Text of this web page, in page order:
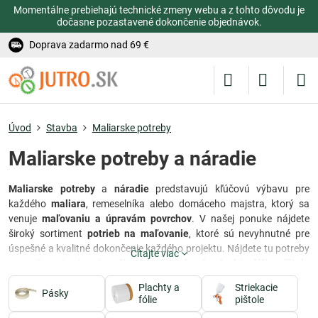
Momentálne prebiehajú technické zmeny webu a z tohto dôvodu je
dočasne pozastavené dokončenie objednávok.
Doprava zadarmo nad 69 €
Úvod Stavba Maliarske potreby
Maliarske potreby a náradie
Maliarske potrebya náradiepredstavujú kľúčovú výbavu pre
každého maliara, remeselníka alebo domáceho majstra, ktorý sa
venuje maľovaniu a úpravám povrchov. V našej ponuke nájdete
široký sortiment potrieb na maľovanie, ktoré sú nevyhnutné pre
úspešné a kvalitné dokončenie každého projektu. Nájdete tu potreby
na farbu, štetce, valčeky a ďalšie nástroje a pomôcky vhodné na
maliarske práce
Pásky, krycie plachty a fólie
pomáhajú chrániť
okolité povrchy a zabezpečujú čisté a presné ohraničenie maľovanej
Čítajte viac
Pásky
Plachty a
fólie
Striekacie
pištole